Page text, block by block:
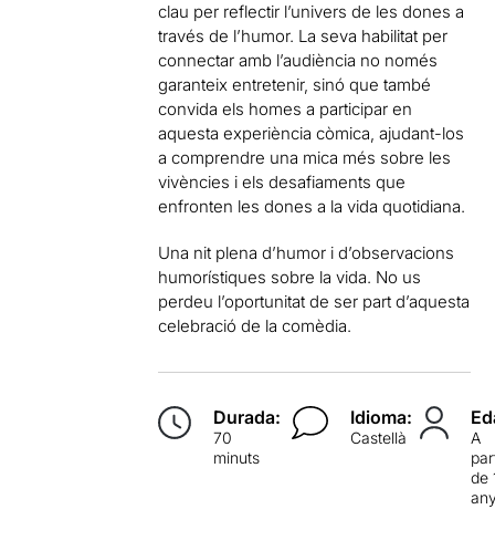
clau per reflectir l’univers de les dones a
través de l’humor. La seva habilitat per
connectar amb l’audiència no només
garanteix entretenir, sinó que també
convida els homes a participar en
aquesta experiència còmica, ajudant-los
a comprendre una mica més sobre les
vivències i els desafiaments que
enfronten les dones a la vida quotidiana.
Una nit plena d’humor i d’observacions
humorístiques sobre la vida. No us
perdeu l’oportunitat de ser part d’aquesta
celebració de la comèdia.
Durada:
70
minuts
Idioma:
Castellà
A
de